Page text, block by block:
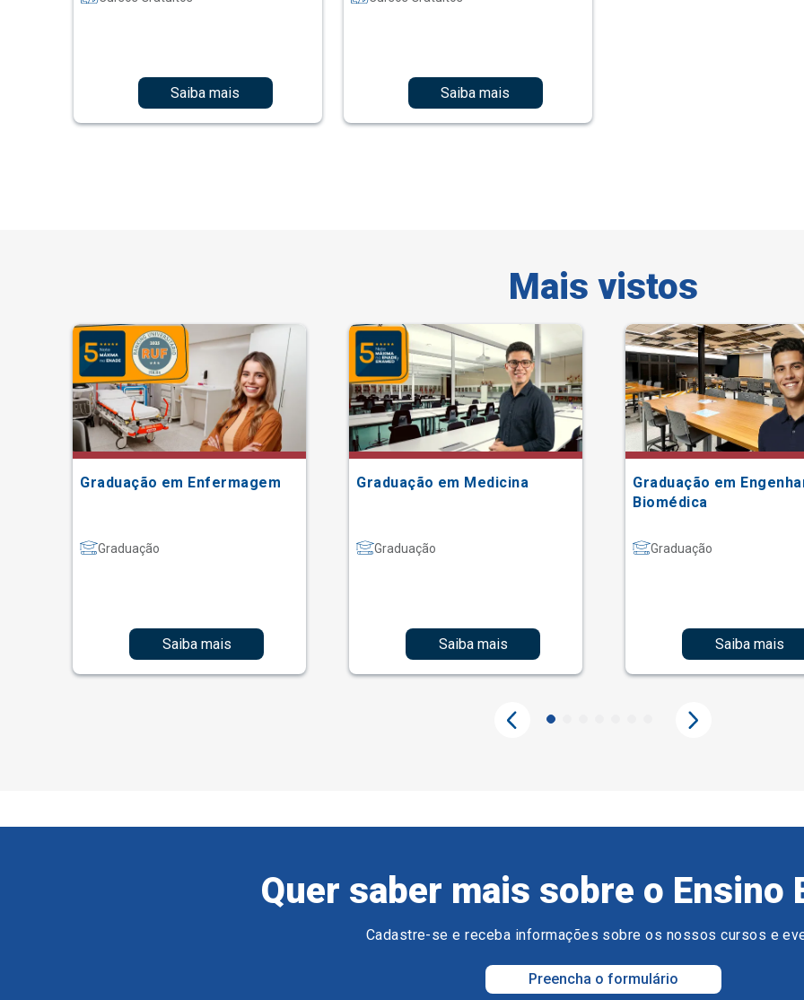
Saiba mais Saiba mais
Mais vistos
Graduação em Enfermagem
Graduação
Saiba mais
Graduação em Medicina
Graduação
Saiba mais
Graduação em
Biomédica
Graduação
Saiba mais
Quer saber mais sobre o Ensino
Cadastre-se e receba informações sobre os nossos cursos e
Preencha o formulário